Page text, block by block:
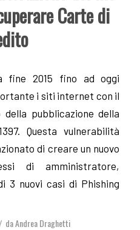
Carte di
fine 2015 fino ad oggi
i siti internet con il
pubblicazione della
Questa vulnerabilità
di creare un nuovo
di amministratore,
3 nuovi casi di Phishing
/ daAndrea Draghetti